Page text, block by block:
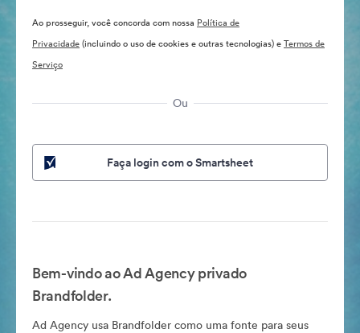
Ao prosseguir, você concorda com nossa Política de
Privacidade(incluindo o uso de cookies e outras tecnologias) eTermos de
Serviço
Ou
Faça login com o Smartsheet
Bem-vindo ao Ad Agency privado
Brandfolder.
Ad Agency usa Brandfolder como uma fonte para seus